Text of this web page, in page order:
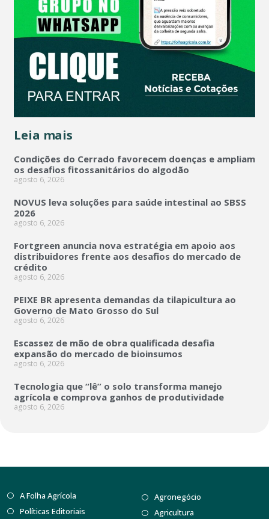
Leia mais
Condições do Cerrado favorecem doenças e ampliam
os desafios fitossanitários do algodão
agosto 6, 2026
NOVUS leva soluções para saúde intestinal ao SBSS
2026
agosto 6, 2026
Fortgreen anuncia nova estratégia em apoio aos
distribuidores frente aos desafios do mercado de
crédito
agosto 6, 2026
PEIXE BR apresenta demandas da tilapicultura ao
Governo de Mato Grosso do Sul
agosto 6, 2026
Escassez de mão de obra qualificada desafia
expansão do mercado de bioinsumos
agosto 6, 2026
Tecnologia que “lê” o solo transforma manejo
agrícola e comprova ganhos de produtividade
agosto 6, 2026
A Folha Agrícola
Políticas Editoriais
Agronegócio
Agricultura